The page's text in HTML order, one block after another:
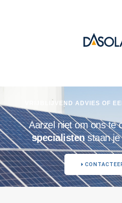
VRIJBLIJVEND ADVIES OF
Aarzel niet om ons te
specialistenstaan je